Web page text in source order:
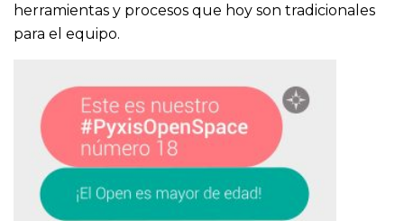
herramientas y procesos que hoy son tradicionales
para el equipo.